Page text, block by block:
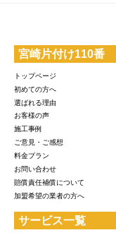
宮崎片付け110番
トップページ
初めての方へ
選ばれる理由
お客様の声
施工事例
ご意見・ご感想
料金プラン
お問い合わせ
賠償責任補償について
加盟希望の業者の方へ
サービス一覧